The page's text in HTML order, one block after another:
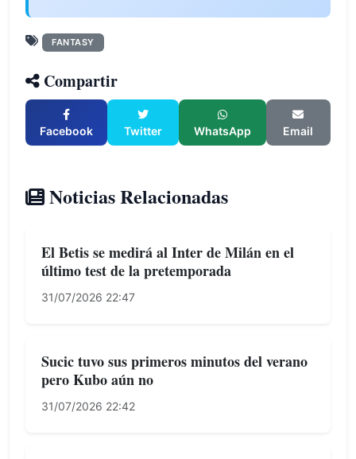
FANTASY
Compartir
Facebook Twitter WhatsApp Email
Noticias Relacionadas
El Betis se medirá al Inter de Milán en el
último test de la pretemporada
31/07/2026 22:47
Sucic tuvo sus primeros minutos del verano
pero Kubo aún no
31/07/2026 22:42